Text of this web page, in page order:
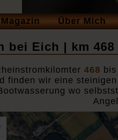
Über Mich
bei Eich | km 468
468
finden wir eine
wo